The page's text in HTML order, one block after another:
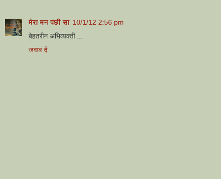
मेरा मन पंछी सा 10/1/12 2:56 pm
बेहतरीन अभिव्यक्ती ...
जवाब दें